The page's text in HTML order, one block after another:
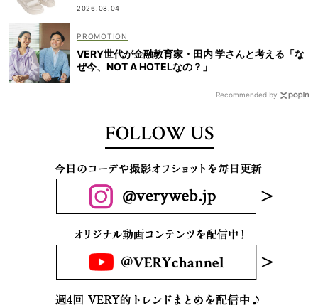
2026.08.04
VERY世代が金融教育家・田内 学さんと考える「な
ぜ今、NOT A HOTELなの？」
Recommended by
FOLLOW US